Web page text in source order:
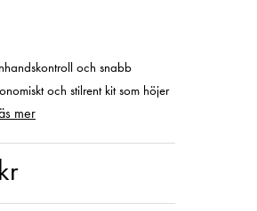
och snabb
och stilrent kit som höjer
mer